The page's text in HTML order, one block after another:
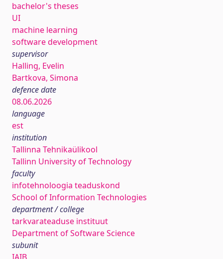
bachelor's theses
UI
machine learning
software development
supervisor
Halling, Evelin
Bartkova, Simona
defence date
08.06.2026
language
est
institution
Tallinna Tehnikaülikool
Tallinn University of Technology
faculty
infotehnoloogia teaduskond
School of Information Technologies
department / college
tarkvarateaduse instituut
Department of Software Science
subunit